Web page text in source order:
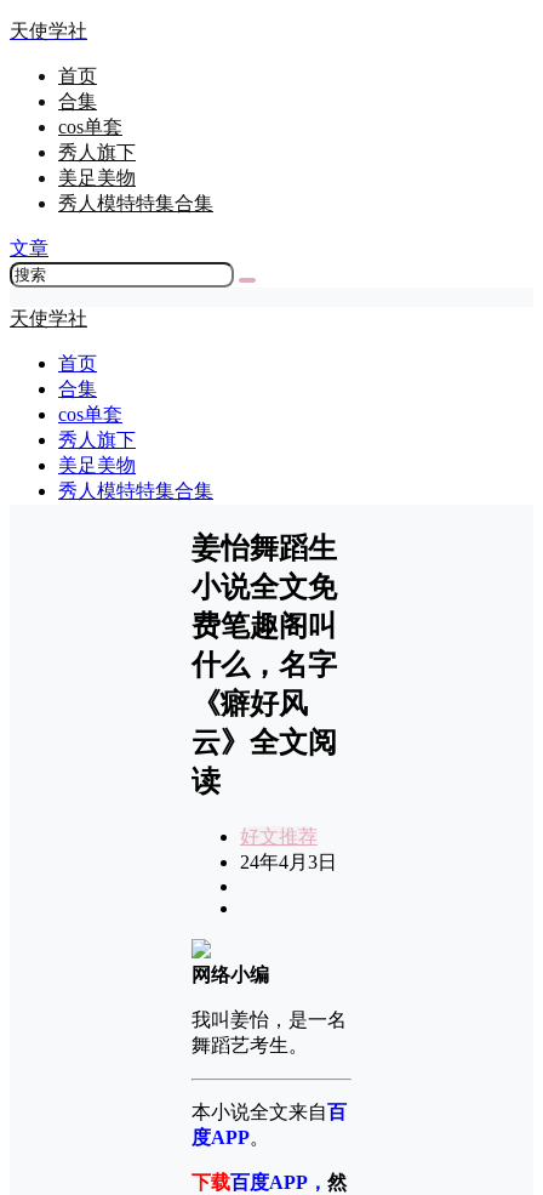
天使学社
首页
合集
cos单套
秀人旗下
美足美物
秀人模特特集合集
文章
天使学社
首页
合集
cos单套
秀人旗下
美足美物
秀人模特特集合集
姜怡舞蹈生
小说全文免
费笔趣阁叫
什么，名字
《癖好风
云》全文阅
读
好文推荐
24年4月3日
网络小编
我叫姜怡，是一名
舞蹈艺考生。
本小说全文来自百
度APP。
下载百度APP ， 然